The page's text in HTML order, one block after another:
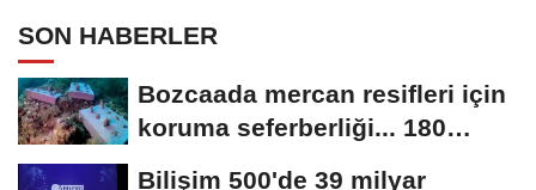
SON HABERLER
Bozcaada mercan resifleri için
koruma seferberliği... 180
Bilişim 500'de 39 milyar